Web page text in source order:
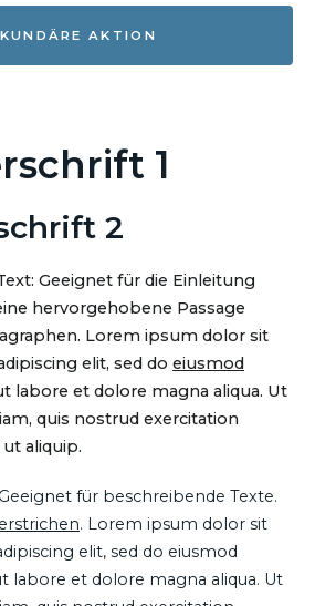
AKTION
1
2
Geeignet für die Einleitung
hervorgehobene Passage
Lorem ipsum dolor sit
elit, sed do eiusmod
labore et dolore magna aliqua. Ut
quis nostrud exercitation
aliquip.
für beschreibende Texte.
. Lorem ipsum dolor sit
elit, sed do eiusmod
labore et dolore magna aliqua. Ut